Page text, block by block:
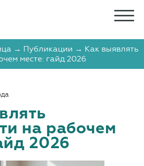
→ Публикации → Как выявлять
месте: гайд 2026
на рабочем
2026